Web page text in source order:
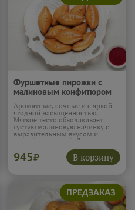
Фуршетные пирожки с
малиновым конфитюром
450 г (10шт)
Ароматные, сочные и с яркой
ягодной насыщенностью.
Мягкое тесто обволакивает
густую малиновую начинку с
выразительным вкусом и
лёгкой кислинкой. Ягоды дают
насыщенность и аромат,
который чувствуется с первого
укуса. Текстура получается
945₽ В корзину